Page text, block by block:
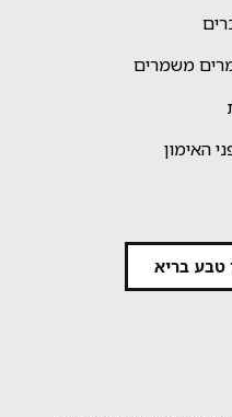
משמרים
טבע בריא